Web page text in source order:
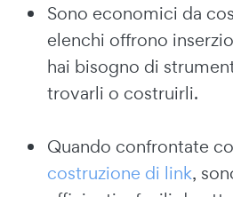
Sono economici da
elenchi offrono
hai bisogno di
trovarli o costruirli.
Quando confrontate
costruzione di link,